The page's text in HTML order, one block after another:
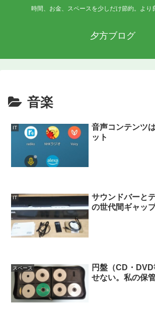
時間、お金、スペースを少しだけ節約。より
夕方ブログ
音楽
IT
音声コンテンツ
ット
IT
サウンドバーと
の世代間ギャッ
スペース
円盤（CD・DVD
せない。私の保